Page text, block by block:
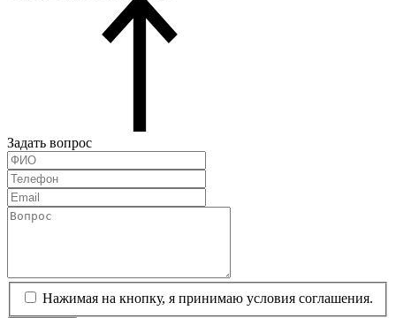
Задать вопрос
Нажимая на кнопку, я принимаю условия соглашения.